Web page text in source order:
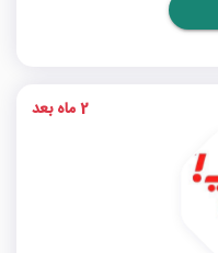
2 ماه بعد